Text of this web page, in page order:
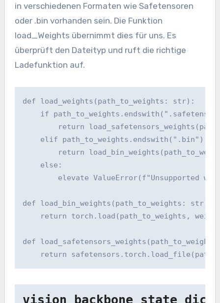
in verschiedenen Formaten wie Safetensoren
oder .bin vorhanden sein. Die Funktion
load_Weights übernimmt dies für uns. Es
überprüft den Dateityp und ruft die richtige
Ladefunktion auf.
def load_weights(path_to_weights: str):
if
return
    elif path_to_weights.endswith(".bin"):
return
    else:
elevate ValueError(f"Unsupported
def load_bin_weights(path_to_weights: str):
return torch.load(path_to_weights,
def
return